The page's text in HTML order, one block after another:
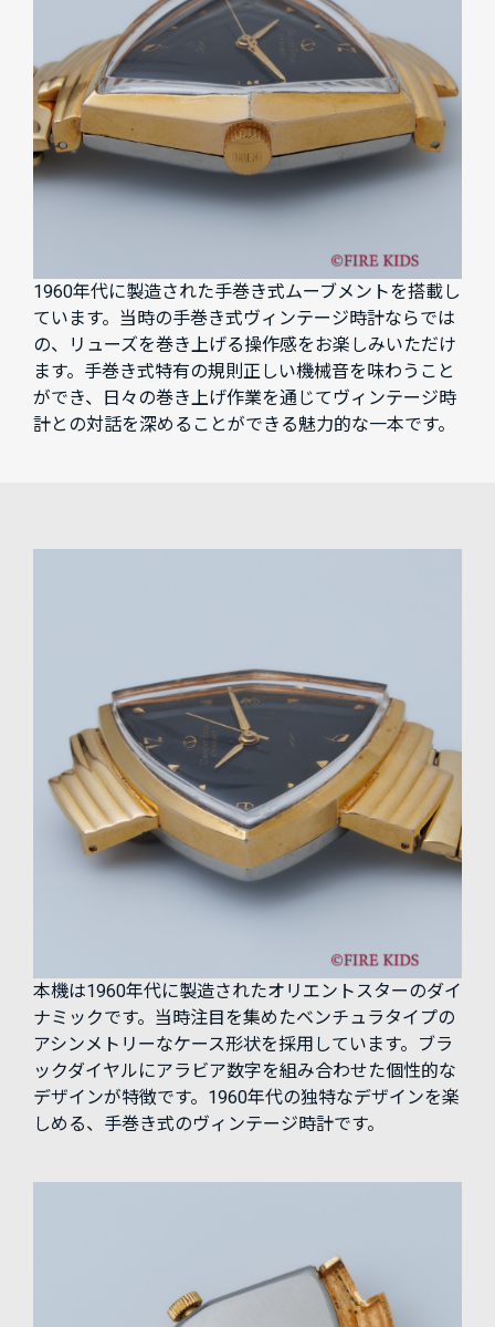
1960年代に製造された手巻き式ムーブメントを搭載し
ています。当時の手巻き式ヴィンテージ時計ならでは
の、リューズを巻き上げる操作感をお楽しみいただけ
ます。手巻き式特有の規則正しい機械音を味わうこと
ができ、日々の巻き上げ作業を通じてヴィンテージ時
計との対話を深めることができる魅力的な一本です。
本機は1960年代に製造されたオリエントスターのダイ
ナミックです。当時注目を集めたベンチュラタイプの
アシンメトリーなケース形状を採用しています。ブラ
ックダイヤルにアラビア数字を組み合わせた個性的な
デザインが特徴です。1960年代の独特なデザインを楽
しめる、手巻き式のヴィンテージ時計です。